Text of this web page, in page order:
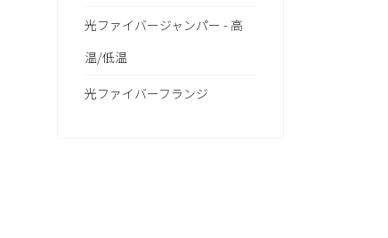
光ファイバージャンパー - 高
温/低温
光ファイバーフランジ